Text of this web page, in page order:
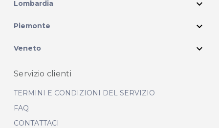
Lombardia expand_more
Piemonte expand_more
Veneto expand_more
Servizio clienti
TERMINI E CONDIZIONI DEL SERVIZIO
FAQ
CONTATTACI